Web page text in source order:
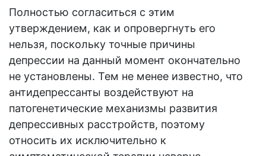
Полностью согласиться с этим
утверждением, как и опровергнуть его
нельзя, поскольку точные причины
депрессии на данный момент окончательно
не установлены. Тем не менее известно, что
антидепрессанты воздействуют на
патогенетические механизмы развития
депрессивных расстройств, поэтому
относить их исключительно к